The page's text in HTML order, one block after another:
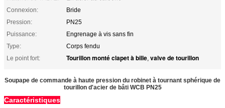
Connexion:
Bride
Pression:
PN25
Puissance:
Engrenage à vis sans fin
Type:
Corps fendu
Le point fort:
Tourillon monté clapet à bille, valve de tourillon
Soupape de commande à haute pression du robinet à tournant sphérique de
tourillon d'acier de bâti WCB PN25
Caractéristiques